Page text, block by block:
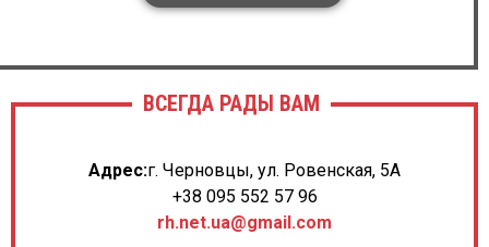
ВСЕГДА РАДЫ ВАМ
Адрес:г. Черновцы, ул. Ровенская, 5А
+38 095 552 57 96
rh.net.ua@gmail.com